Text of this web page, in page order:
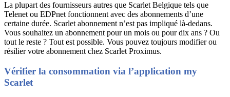
La plupart des fournisseurs autres que Scarlet Belgique tels que
Telenet ou EDPnet fonctionnent avec des abonnements d’une
certaine durée. Scarlet abonnement n’est pas impliqué là-dedans.
Vous souhaitez un abonnement pour un mois ou pour dix ans ? Ou
tout le reste ? Tout est possible. Vous pouvez toujours modifier ou
résilier votre abonnement chez Scarlet Proximus.
Vérifier la consommation via l’application my
Scarlet